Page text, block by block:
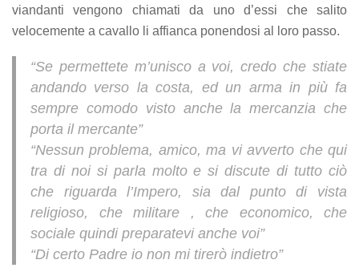
viandanti vengono chiamati da uno d’essi che salito
velocemente a cavallo li affianca ponendosi al loro passo.
“Se permettete m’unisco a voi, credo che stiate
andando verso la costa, ed un arma in più fa
sempre comodo visto anche la mercanzia che
porta il mercante”
“Nessun problema, amico, ma vi avverto che qui
tra di noi si parla molto e si discute di tutto ciò
che riguarda l’Impero, sia dal punto di vista
religioso, che militare , che economico, che
sociale quindi preparatevi anche voi”
“Di certo Padre io non mi tirerò indietro”
during your
visit. If you
refuse these
some
functionality
disappear
from the
website.
Marketing
By sharing
your
and